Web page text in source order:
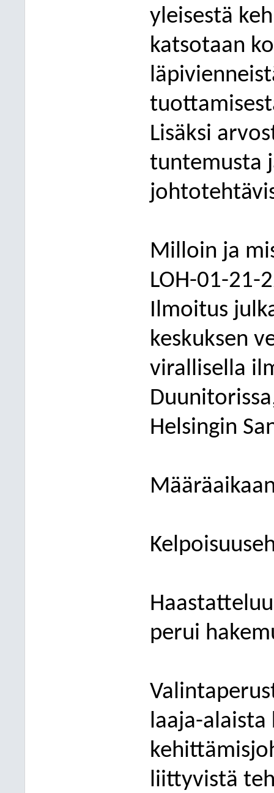
yleisestä
katsotaan
Lisäksi
tuntemusta
Milloin ja
LOH-01-21-
Ilmoitus
keskuksen
virallisella
Helsingin
perui
laaja-
liittyvistä